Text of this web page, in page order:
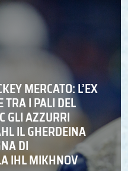
MERCATO: L’EX
TRA I PALI DEL
GLI AZZURRI
IL GHERDEINA
DI
IHL MIKHNOV